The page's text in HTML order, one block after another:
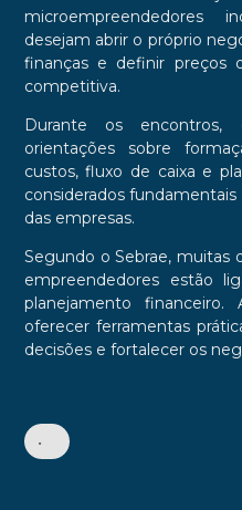
microempreendedores
desejam abrir o próprio
finanças e definir preços
competitiva.
Durante os encontros,
orientações sobre
custos, fluxo de caixa e
considerados
das empresas.
Segundo o Sebrae, muitas
empreendedores estão
planejamento financeiro.
oferecer ferramentas
decisões e fortalecer os
•